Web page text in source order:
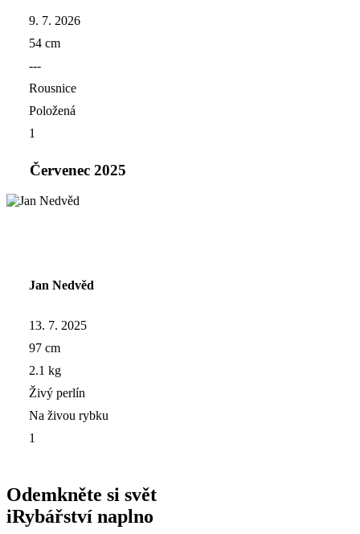
9. 7. 2026
54 cm
---
Rousnice
Položená
1
Červenec 2025
Jan Nedvěd
13. 7. 2025
97 cm
2.1 kg
Živý perlín
Na živou rybku
1
Odemkněte si svět
iRybářství naplno